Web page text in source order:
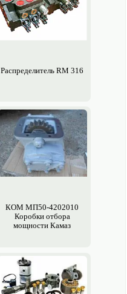
Распределитель RM 316
КОМ МП50-4202010
Коробки отбора
мощности Камаз